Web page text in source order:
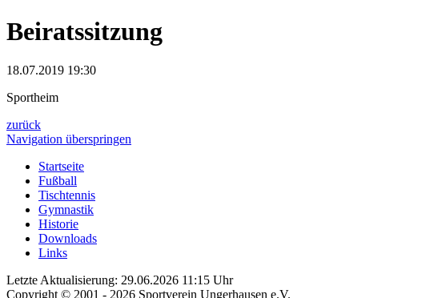
Beiratssitzung
18.07.2019 19:30
Sportheim
zurück
Navigation überspringen
Startseite
Fußball
Tischtennis
Gymnastik
Historie
Downloads
Links
Letzte Aktualisierung: 29.06.2026 11:15 Uhr
Copyright © 2001 - 2026 Sportverein Ungerhausen e.V.